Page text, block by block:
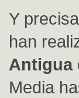
Y
han
Antigua
Media